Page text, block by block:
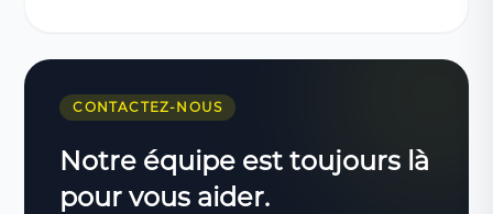
CONTACTEZ-NOUS
Notre équipe est toujours là
pour vous aider.